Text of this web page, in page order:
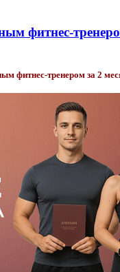
фитнес-
фитнес-тренером за 2